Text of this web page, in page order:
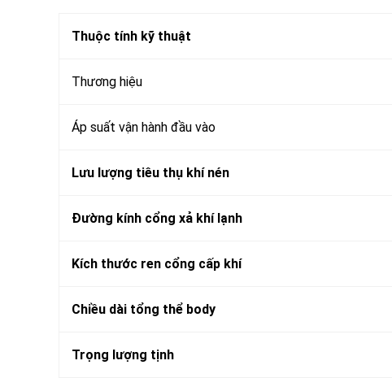
Thuộc tính kỹ thuật
Thương hiệu
Áp suất vận hành đầu vào
Lưu lượng tiêu thụ khí nén
Đường kính cổng xả khí lạnh
Kích thước ren cổng cấp khí
Chiều dài tổng thể body
Trọng lượng tịnh